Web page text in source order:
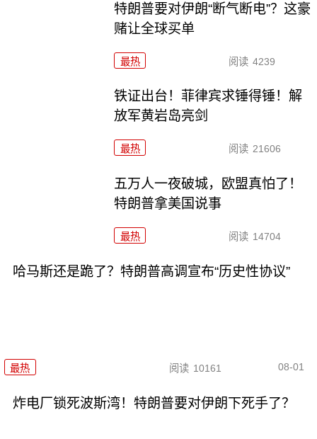
特朗普要对伊朗“断气断电”？这豪
赌让全球买单
最热 阅读 4239
铁证出台！菲律宾求锤得锤！解
放军黄岩岛亮剑
最热 阅读 21606
五万人一夜破城，欧盟真怕了！
特朗普拿美国说事
最热 阅读 14704
哈马斯还是跪了？特朗普高调宣布“历史性协议”
最热 阅读 10161 08-01
炸电厂锁死波斯湾！特朗普要对伊朗下死手了？